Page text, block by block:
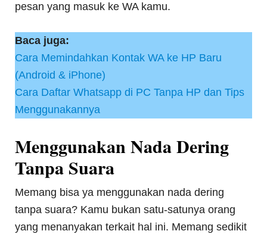
pesan yang masuk ke WA kamu.
Baca juga:
Cara Memindahkan Kontak WA ke HP Baru
(Android & iPhone)
Cara Daftar Whatsapp di PC Tanpa HP dan Tips
Menggunakannya
Menggunakan Nada Dering
Tanpa Suara
Memang bisa ya menggunakan nada dering
tanpa suara? Kamu bukan satu-satunya orang
yang menanyakan terkait hal ini. Memang sedikit